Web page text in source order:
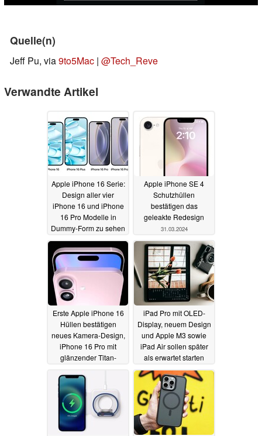
Quelle(n)
Jeff Pu, via9to5Mac | @Tech_Reve
Verwandte Artikel
Apple iPhone 16 Serie:
Design aller vier
iPhone 16 und iPhone
16 Pro Modelle in
Dummy-Form zu sehen
04.04.2024
Apple iPhone SE 4
Schutzhüllen
bestätigen das
geleakte Redesign
31.03.2024
Erste Apple iPhone 16
Hüllen bestätigen
neues Kamera-Design,
iPhone 16 Pro mit
glänzender Titan-
30.03.2024
iPad Pro mit OLED-
Display, neuem Design
und Apple M3 sowie
iPad Air sollen später
als erwartet starten
28.03.2024